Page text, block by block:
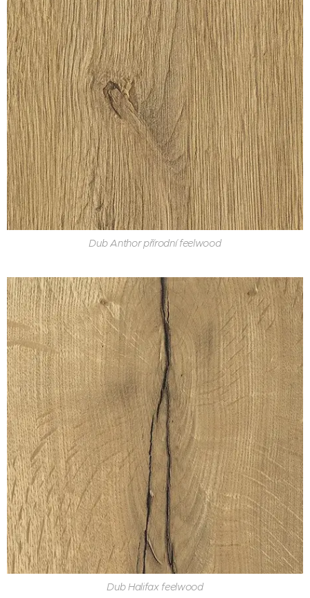
Dub Anthor přírodní feelwood
Dub Halifax feelwood